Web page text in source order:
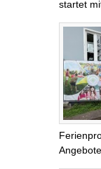
startet